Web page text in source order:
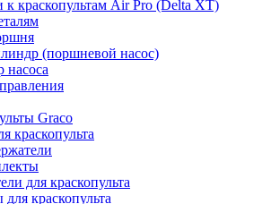
к краскопультам Air Pro (Delta XT)
(поршневой насос)
насоса
Graco
краскопульта
для краскопульта
краскопульта